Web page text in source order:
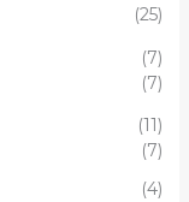
(25)
(7)
(7)
(11)
(7)
(4)